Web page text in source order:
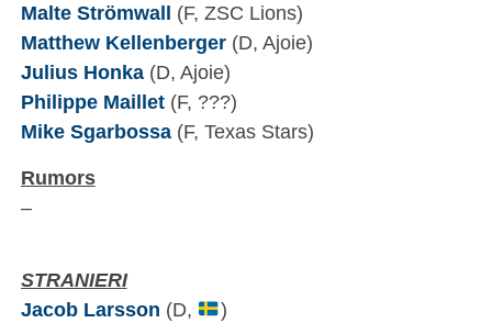
Malte Strömwall (F, ZSC Lions)
Matthew Kellenberger(D, Ajoie)
Julius Honka(D, Ajoie)
Philippe Maillet(F, ???)
Mike Sgarbossa(F, Texas Stars)
Rumors
–
STRANIERI
Jacob Larsson (D,
)